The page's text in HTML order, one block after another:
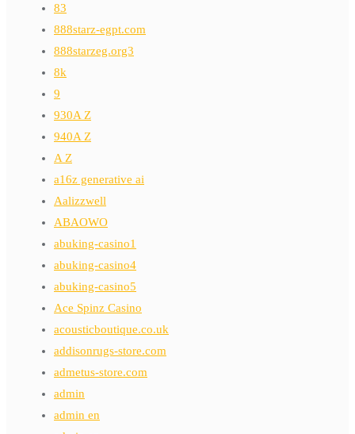
83
888starz-egpt.com
888starzeg.org3
8k
9
930A Z
940A Z
A Z
a16z generative ai
Aalizzwell
ABAOWO
abuking-casino1
abuking-casino4
abuking-casino5
Ace Spinz Casino
acousticboutique.co.uk
addisonrugs-store.com
admetus-store.com
admin
admin en